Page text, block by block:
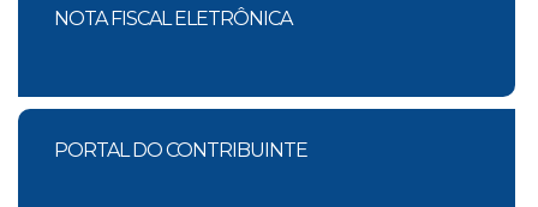
NOTA FISCAL ELETRÔNICA
PORTAL DO CONTRIBUINTE